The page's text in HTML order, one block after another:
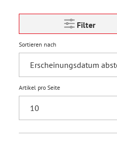
Filter
Sortieren nach
Artikel pro Seite